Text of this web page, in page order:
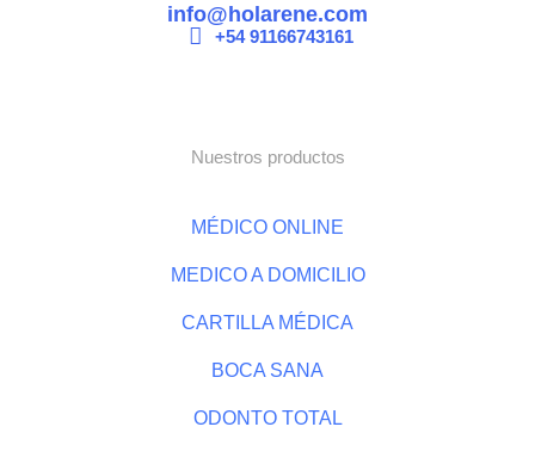
info@holarene.com
+54 91166743161
Nuestros productos
MÉDICO ONLINE
MEDICO A DOMICILIO
CARTILLA MÉDICA
BOCA SANA
ODONTO TOTAL